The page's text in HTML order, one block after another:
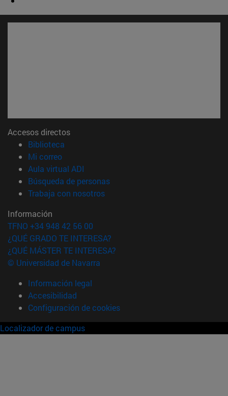
Accesos directos
Biblioteca
Mi correo(abre en nueva ventana)
Aula virtual ADI
Búsqueda de personas(abre en nueva ventana)
Trabaja con nosotros(abre en nueva ventana)
Información
TFNO +34 948 42 56 00
¿QUÉ GRADO TE INTERESA?
¿QUÉ MÁSTER TE INTERESA?
© Universidad de Navarra
Información legal
Accesibilidad
Configuración de cookies
Localizador de campus